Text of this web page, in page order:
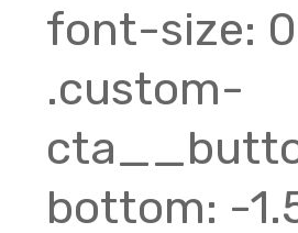
font-size:
.custom-
bottom: -